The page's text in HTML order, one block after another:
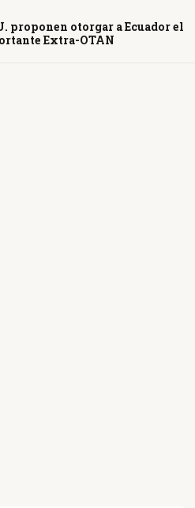
proponen otorgar a Ecuador el
Extra-OTAN